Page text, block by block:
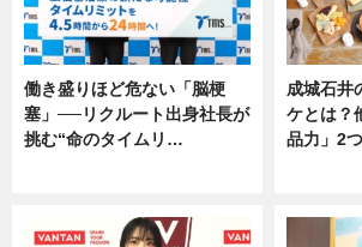
働き盛りほど危ない「脳梗
塞」──リクルート出身社長が
挑む“命のタイムリ…
成城石井
ケとは？
品力」2